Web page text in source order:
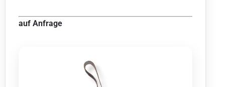
auf Anfrage